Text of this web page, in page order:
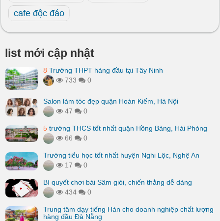
cafe độc đáo
list mới cập nhật
8 Trường THPT hàng đầu tại Tây Ninh
733
0
Salon làm tóc đẹp quận Hoàn Kiếm, Hà Nội
47
0
5 trường THCS tốt nhất quận Hồng Bàng, Hải Phòng
66
0
Trường tiểu học tốt nhất huyện Nghi Lộc, Nghệ An
17
0
Bí quyết chơi bài Sâm giỏi, chiến thắng dễ dàng
434
0
Trung tâm dạy tiếng Hàn cho doanh nghiệp chất lượng
hàng đầu Đà Nẵng